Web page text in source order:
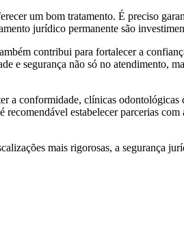
um bom tratamento. É preciso
jurídico permanente são
contribui para fortalecer a
e segurança não só no atendimento,
a conformidade, clínicas
estabelecer parcerias
mais rigorosas, a segurança